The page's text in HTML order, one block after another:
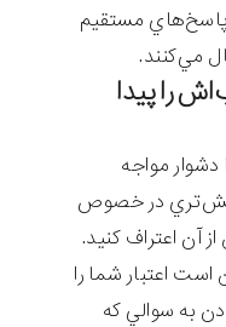
پاسخ‌هاي مستقیم
مي‌کنند.
را پيدا
مواجه
در خصوص
آن اعتراف کنيد.
اعتبار شما را
به سوالي که